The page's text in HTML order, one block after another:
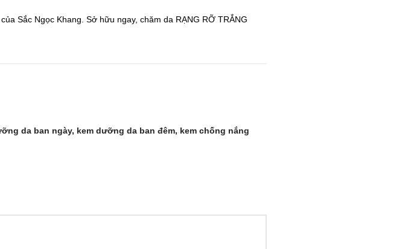
Sắc Ngọc Khang. Sở hữu ngay, chăm da RẠNG RỠ TRẮNG
da ban ngày, kem dưỡng da ban đêm, kem chống nắng